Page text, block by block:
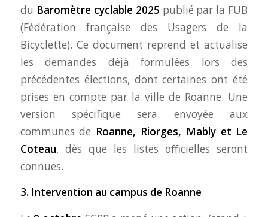
du Baromètre cyclable 2025 publié par la FUB
(Fédération française des Usagers de la
Bicyclette). Ce document reprend et actualise
les demandes déjà formulées lors des
précédentes élections, dont certaines ont été
prises en compte par la ville de Roanne. Une
version spécifique sera envoyée aux
communes de Roanne, Riorges, Mably et Le
Coteau, dès que les listes officielles seront
connues.
3. Intervention au campus de Roanne